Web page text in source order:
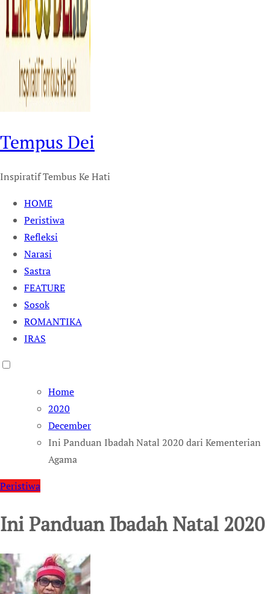
Tempus Dei
Inspiratif Tembus Ke Hati
HOME
Peristiwa
Refleksi
Narasi
Sastra
FEATURE
Sosok
ROMANTIKA
IRAS
Home
2020
December
Ini Panduan Ibadah Natal 2020 dari Kementerian
Agama
Peristiwa
Ini Panduan Ibadah Natal